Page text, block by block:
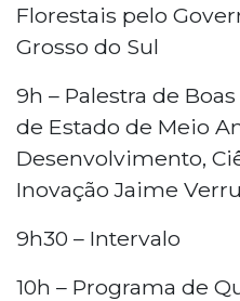
Florestais pelo
Grosso do Sul
9h – Palestra de
de Estado de Meio
Desenvolvimento,
Inovação Jaime
9h30 – Intervalo
10h – Programa de